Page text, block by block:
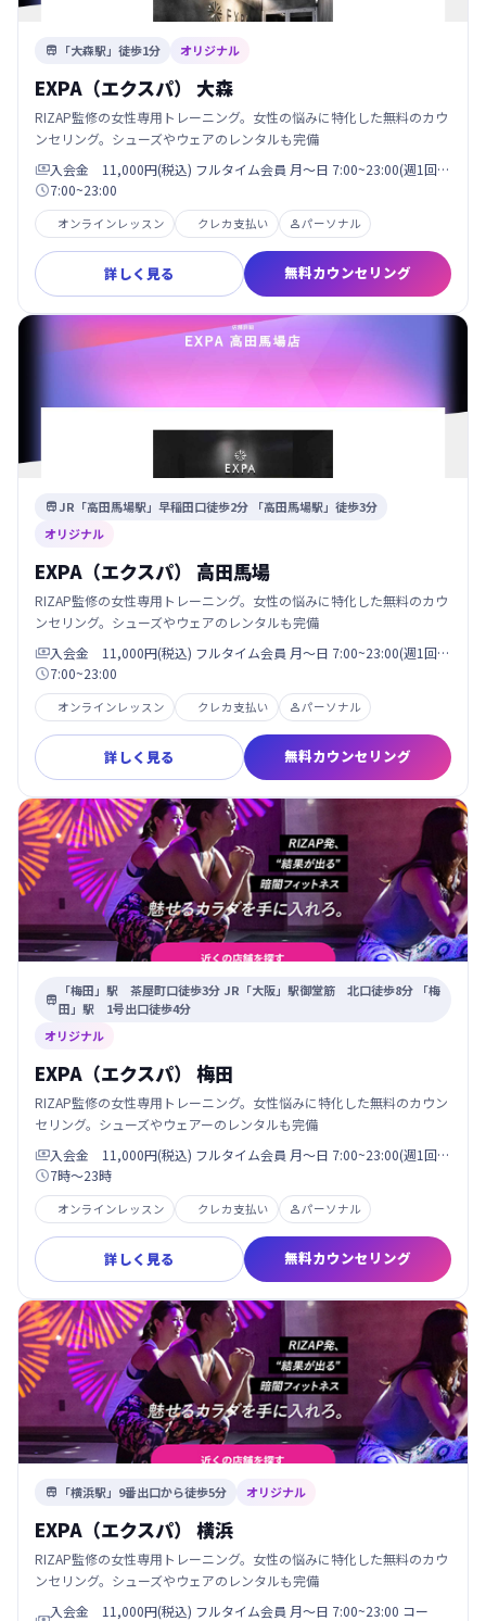
 「大森駅」徒歩1分 オリジナル
EXPA（エクスパ） 大森
RIZAP監修の女性専用トレーニング。女性の悩みに特化した無料のカウ
ンセリング。シューズやウェアのレンタルも完備
入会金 11,000円(税込) フルタイム会員 月〜日 7:00~23:00(週1回…
7:00~23:00
オンラインレッスン クレカ支払い パーソナル
詳しく見る 無料カウンセリング
 JR「高田馬場駅」早稲田口徒歩2分 「高田馬場駅」徒歩3分
オリジナル
EXPA（エクスパ） 高田馬場
RIZAP監修の女性専用トレーニング。女性の悩みに特化した無料のカウ
ンセリング。シューズやウェアのレンタルも完備
入会金 11,000円(税込) フルタイム会員 月〜日 7:00~23:00(週1回…
7:00~23:00
オンラインレッスン クレカ支払い パーソナル
詳しく見る 無料カウンセリング

「梅田」駅 茶屋町口徒歩3分 JR「大阪」駅御堂筋 北口徒歩8分 「梅
田」駅 1号出口徒歩4分
オリジナル
EXPA（エクスパ） 梅田
RIZAP監修の女性専用トレーニング。女性悩みに特化した無料のカウン
セリング。シューズやウェアーのレンタルも完備
入会金 11,000円(税込) フルタイム会員 月〜日 7:00~23:00(週1回…
7時〜23時
オンラインレッスン クレカ支払い パーソナル
詳しく見る 無料カウンセリング
 「横浜駅」9番出口から徒歩5分 オリジナル
EXPA（エクスパ） 横浜
RIZAP監修の女性専用トレーニング。女性の悩みに特化した無料のカウ
ンセリング。シューズやウェアのレンタルも完備
入会金 11,000円(税込) フルタイム会員 月〜日 7:00~23:00 コー